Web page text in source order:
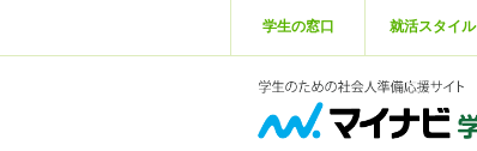
学生の窓口 就活スタイル